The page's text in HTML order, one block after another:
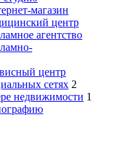
магазин
центр
агентство
центр
сетях 2
недвижимости 1